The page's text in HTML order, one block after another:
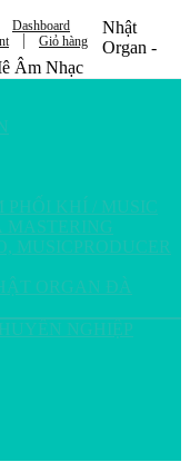
Dashboard
Giỏ hàng
Nhật
Organ -
Âm Nhạc
PHỐI KHÍ / MUSIC
MASTERING
MUSICPRODUCER
ORGAN ĐÀ
NGHIỆP